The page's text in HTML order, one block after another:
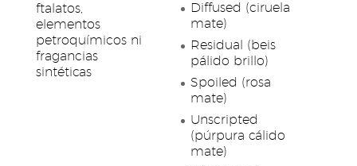
ftalatos,
elementos
petroquímicos ni
fragancias
sintéticas
Diffused (ciruela
mate)
Residual (beis
pálido brillo)
Spoiled (rosa
mate)
Unscripted
(púrpura cálido
mate)